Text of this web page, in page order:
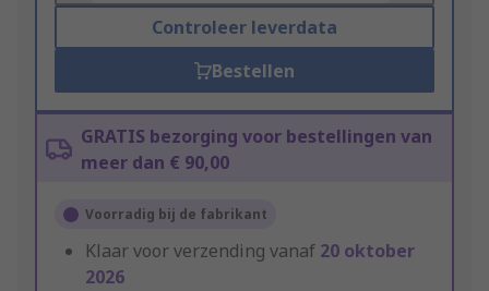
Controleer leverdata
Bestellen
GRATIS bezorging voor bestellingen van
meer dan € 90,00
Voorradig bij de fabrikant
Klaar voor verzending vanaf 20 oktober
2026